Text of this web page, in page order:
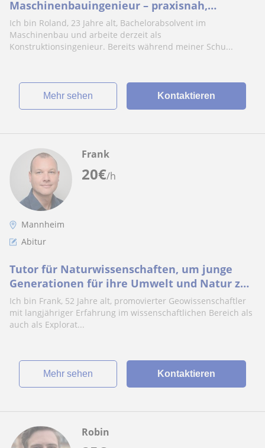
Maschinenbauingenieur – praxisnah,
geduldig, online oder in Ludwigshafen und
Mannheim
Ich bin Roland, 23 Jahre alt, Bachelorabsolvent im
Maschinenbau und arbeite derzeit als
Konstruktionsingenieur. Bereits während meiner Schu...
Mehr sehen Kontaktieren
20€/h
Frank
Mannheim
Abitur
Tutor für Naturwissenschaften, um junge
Generationen für ihre Umwelt und Natur zu
begeistern
Ich bin Frank, 52 Jahre alt, promovierter Geowissenschaftler
mit langjähriger Erfahrung im wissenschaftlichen Bereich als
auch als Explorat...
Mehr sehen Kontaktieren
Robin